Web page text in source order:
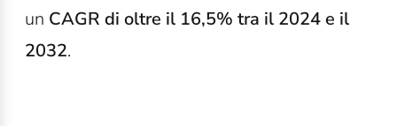
un CAGR di oltre il 16,5% tra il 2024 e il
2032.